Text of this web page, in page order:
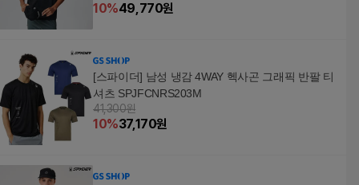
10%49,770원
[스파이더] 남성 냉감 4WAY 헥사곤 그래픽 반팔 티
셔츠 SPJFCNRS203M
41,300원
10%37,170원